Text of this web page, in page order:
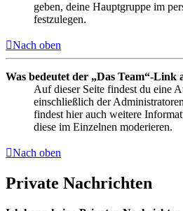
geben, deine Hauptgruppe im
festzulegen.
Nach oben
Was bedeutet der „Das Team“-Link
Auf dieser Seite findest du eine
einschließlich der
findest hier auch weitere
diese im Einzelnen moderieren.
Nach oben
Private Nachrichten